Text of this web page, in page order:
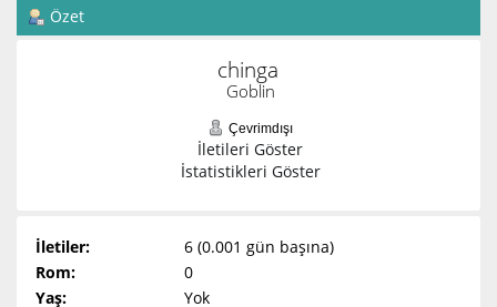
Özet
chinga
Goblin
Çevrimdışı
İletileri Göster
İstatistikleri Göster
İletiler:
6 (0.001 gün başına)
Rom:
0
Yaş:
Yok